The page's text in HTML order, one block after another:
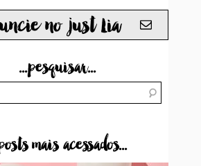
no just Lia
...pesquisar...
mais acessados...